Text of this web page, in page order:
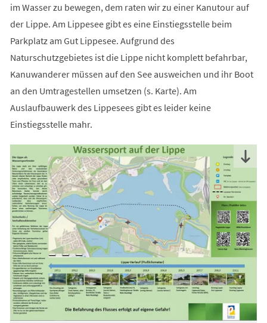
im Wasser zu bewegen, dem raten wir zu einer Kanutour auf
der Lippe. Am Lippesee gibt es eine Einstiegsstelle beim
Parkplatz am Gut Lippesee. Aufgrund des
Naturschutzgebietes ist die Lippe nicht komplett befahrbar,
Kanuwanderer müssen auf den See ausweichen und ihr Boot
an den Umtragestellen umsetzen (s. Karte). Am
Auslaufbauwerk des Lippesees gibt es leider keine
Einstiegsstelle mahr.